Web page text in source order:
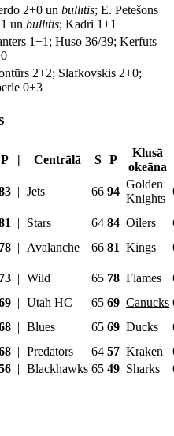
2+0 un bullītis; E. Petešons
un bullītis; Kadri 1+1
1+1; Huso 36/39; Kerfuts
2+2; Slafkovskis 2+0;
0+3
P | Centrālā S P
Klusā
okeāna
| Jets 66 94
Golden
Knights
| Stars 64 84 Oilers
78 | Avalanche 66 81 Kings
73 | Wild 65 78 Flames
| Utah HC 65 69 Canucks
| Blues 65 69 Ducks
| Predators 64 57 Kraken
| Blackhawks 65 49 Sharks